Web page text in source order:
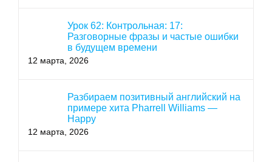
Урок 62: Контрольная: 17:
Разговорные фразы и частые ошибки
в будущем времени
12 марта, 2026
Разбираем позитивный английский на
примере хита Pharrell Williams —
Happy
12 марта, 2026